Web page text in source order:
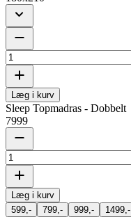
Læg i kurv
Sleep Topmadras - Dobbelt
7999
Læg i kurv
599,-
799,- 999,- 1499,-